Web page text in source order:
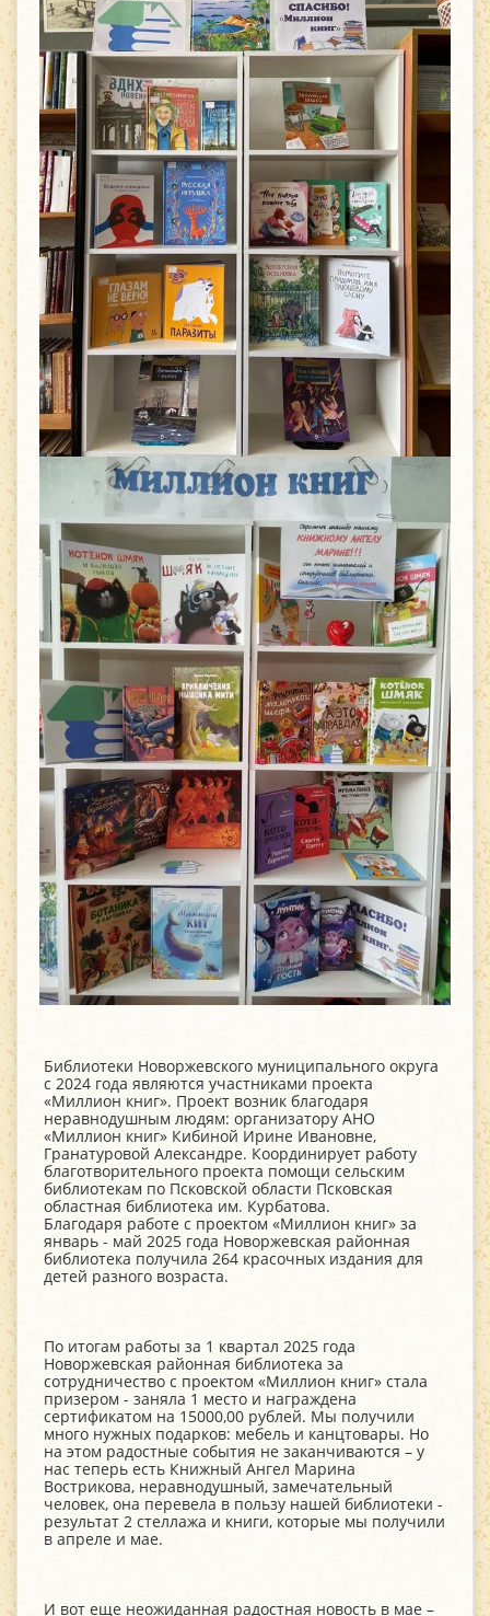
Библиотеки Новоржевского муниципального округа
с 2024 года являются участниками проекта
«Миллион книг». Проект возник благодаря
неравнодушным людям: организатору АНО
«Миллион книг» Кибиной Ирине Ивановне,
Гранатуровой Александре. Координирует работу
благотворительного проекта помощи сельским
библиотекам по Псковской области Псковская
областная библиотека им. Курбатова.
Благодаря работе с проектом «Миллион книг» за
январь - май 2025 года Новоржевская районная
библиотека получила 264 красочных издания для
детей разного возраста.
По итогам работы за 1 квартал 2025 года
Новоржевская районная библиотека за
сотрудничество с проектом «Миллион книг» стала
призером - заняла 1 место и награждена
сертификатом на 15000,00 рублей. Мы получили
много нужных подарков: мебель и канцтовары. Но
на этом радостные события не заканчиваются – у
нас теперь есть Книжный Ангел Марина
Вострикова, неравнодушный, замечательный
человек, она перевела в пользу нашей библиотеки -
результат 2 стеллажа и книги, которые мы получили
в апреле и мае.
И вот еще неожиданная радостная новость в мае –